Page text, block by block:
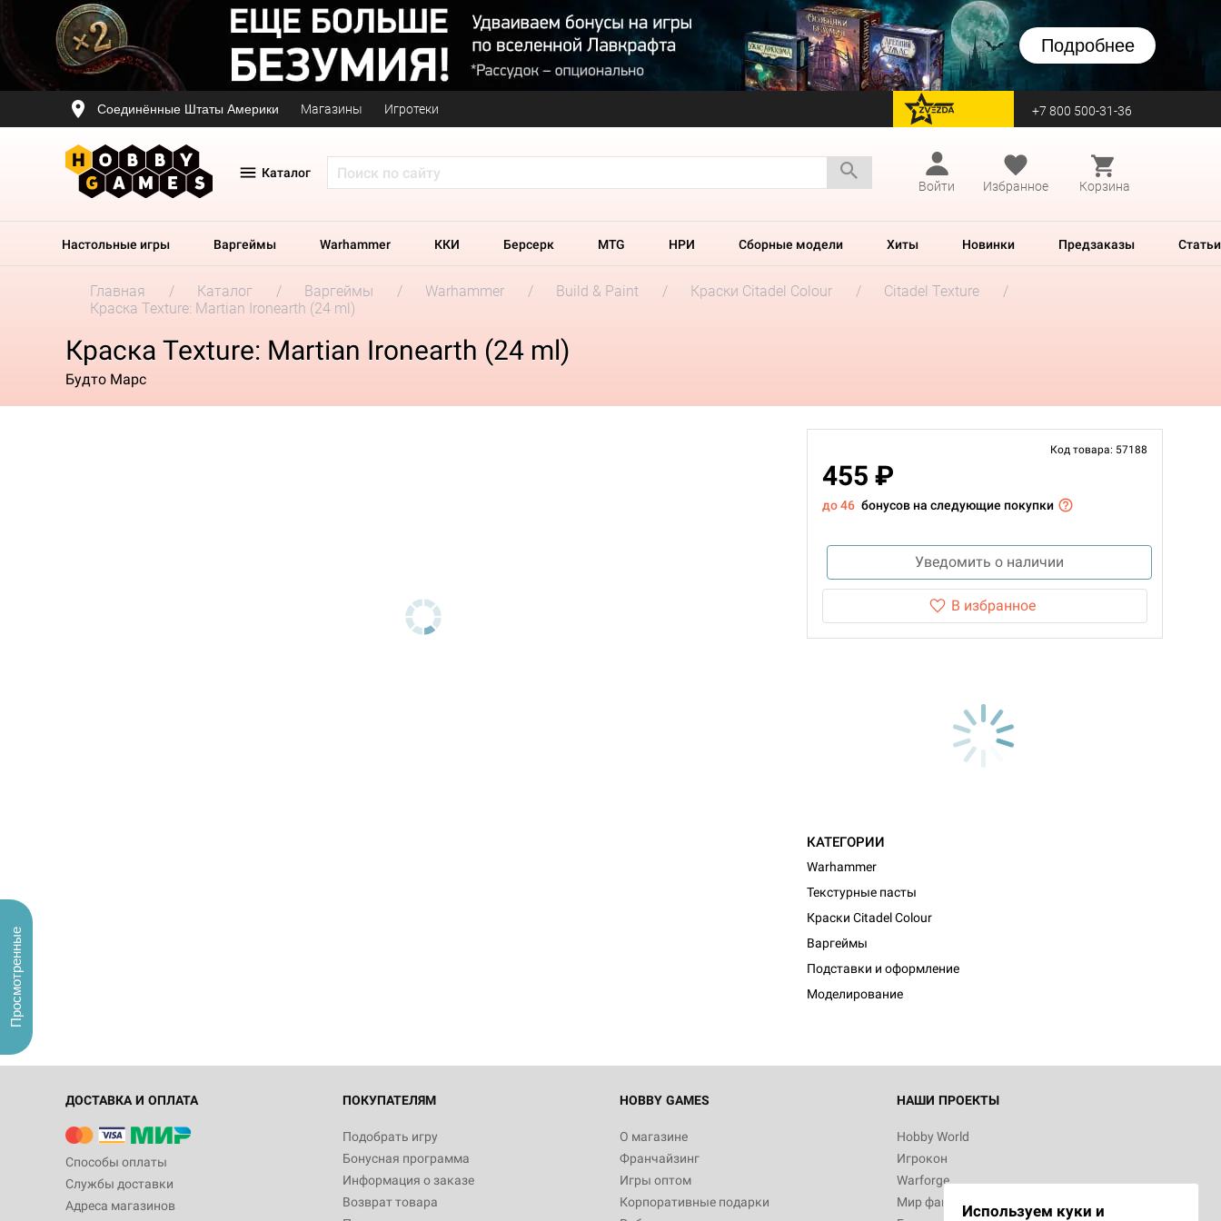
Подробнее
Соединённые Штаты Америки Магазины Игротеки перейти на Zvezda +7 800 500-31-36
Каталог
Войти
Избранное Корзина
Настольные игры Варгеймы Warhammer ККИ Берсерк MTG НРИ Сборные модели Хиты Новинки Предзаказы Статьи
Главная Каталог Варгеймы Warhammer Build & Paint Краски Citadel Colour
Citadel Texture
Краска Texture: Martian Ironearth (24 ml)
Краска Texture: Martian Ironearth (24 ml)
Будто Марс
Код товара: 57188
455 ₽
до 46 бонусов на следующие покупки
Уведомить о наличии
В избранное
КАТЕГОРИИ
Warhammer
Текстурные пасты
Краски Citadel Colour
Варгеймы
Подставки и оформление
Моделирование
ДОСТАВКА И ОПЛАТА
Способы оплаты
Службы доставки
Адреса магазинов
ПОКУПАТЕЛЯМ
Подобрать игру
Бонусная программа
Информация о заказе
Возврат товара
HOBBY GAMES
О магазине
Франчайзинг
Игры оптом
Корпоративные подарки
НАШИ ПРОЕКТЫ
Hobby World
Игрокон
Warforge
Мир фантастикиИспользуем куки и
Просмотренные
Белая смерть
12 990
Настольная игра Hobby World Берсерк.
3 490